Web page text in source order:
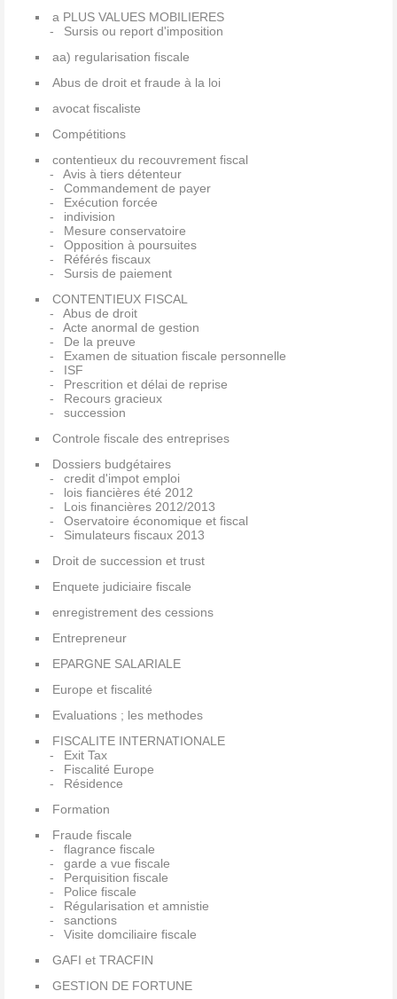
a PLUS VALUES MOBILIERES
Sursis ou report d'imposition
aa) regularisation fiscale
Abus de droit et fraude à la loi
avocat fiscaliste
Compétitions
contentieux du recouvrement fiscal
Avis à tiers détenteur
Commandement de payer
Exécution forcée
indivision
Mesure conservatoire
Opposition à poursuites
Référés fiscaux
Sursis de paiement
CONTENTIEUX FISCAL
Abus de droit
Acte anormal de gestion
De la preuve
Examen de situation fiscale personnelle
ISF
Prescrition et délai de reprise
Recours gracieux
succession
Controle fiscale des entreprises
Dossiers budgétaires
credit d'impot emploi
lois fiancières été 2012
Lois financières 2012/2013
Oservatoire économique et fiscal
Simulateurs fiscaux 2013
Droit de succession et trust
Enquete judiciaire fiscale
enregistrement des cessions
Entrepreneur
EPARGNE SALARIALE
Europe et fiscalité
Evaluations ; les methodes
FISCALITE INTERNATIONALE
Exit Tax
Fiscalité Europe
Résidence
Formation
Fraude fiscale
flagrance fiscale
garde a vue fiscale
Perquisition fiscale
Police fiscale
Régularisation et amnistie
sanctions
Visite domciliaire fiscale
GAFI et TRACFIN
GESTION DE FORTUNE